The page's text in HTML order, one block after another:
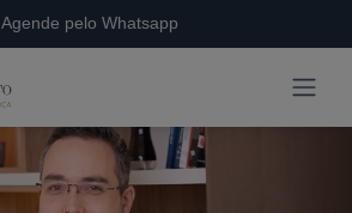
Agende pelo Whatsapp